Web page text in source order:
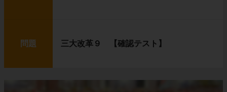
問題 三大改革９ 【確認テスト】